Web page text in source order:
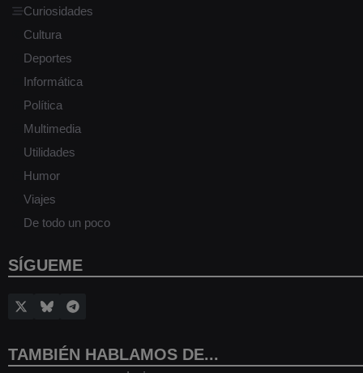
Curiosidades
Cultura
Deportes
Informática
Política
Multimedia
Utilidades
Humor
Viajes
De todo un poco
SÍGUEME
TAMBIÉN HABLAMOS DE...